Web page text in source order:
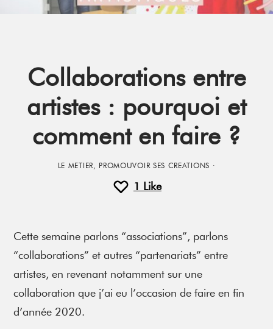
Collaborations entre
artistes : pourquoi et
comment en faire ?
LE METIER, PROMOUVOIR SES CREATIONS ·
1 Like
Cette semaine parlons “associations”, parlons
“collaborations” et autres “partenariats” entre
artistes, en revenant notamment sur une
collaboration que j’ai eu l’occasion de faire en fin
d’année 2020.